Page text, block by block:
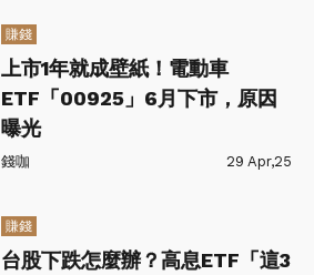
賺錢
上市1年就成壁紙！電動車
ETF「00925」6月下市，原因
曝光
錢咖 29 Apr,25
賺錢
台股下跌怎麼辦？高息ETF「這3